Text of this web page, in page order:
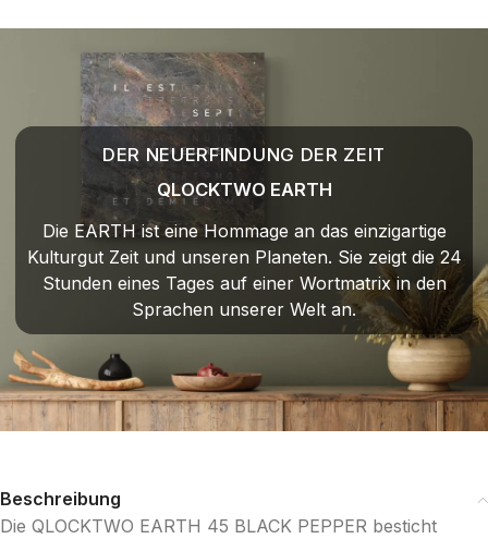
DER NEUERFINDUNG DER ZEIT
QLOCKTWO EARTH
Die EARTH ist eine Hommage an das einzigartige
Kulturgut Zeit und unseren Planeten. Sie zeigt die 24
Stunden eines Tages auf einer Wortmatrix in den
Sprachen unserer Welt an.
Beschreibung
Die QLOCKTWO EARTH 45 BLACK PEPPER besticht